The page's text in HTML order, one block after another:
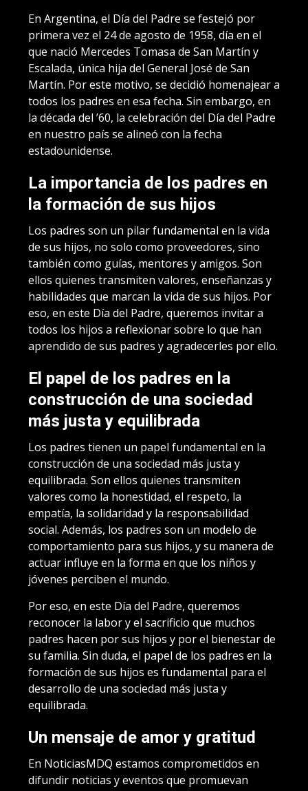
En Argentina, el Día del Padre se festejó por
primera vez el 24 de agosto de 1958, día en el
que nació Mercedes Tomasa de San Martín y
Escalada, única hija del General José de San
Martín. Por este motivo, se decidió homenajear a
todos los padres en esa fecha. Sin embargo, en
la década del ’60, la celebración del Día del Padre
en nuestro país se alineó con la fecha
estadounidense.
La importancia de los padres en
la formación de sus hijos
Los padres son un pilar fundamental en la vida
de sus hijos, no solo como proveedores, sino
también como guías, mentores y amigos. Son
ellos quienes transmiten valores, enseñanzas y
habilidades que marcan la vida de sus hijos. Por
eso, en este Día del Padre, queremos invitar a
todos los hijos a reflexionar sobre lo que han
aprendido de sus padres y agradecerles por ello.
El papel de los padres en la
construcción de una sociedad
más justa y equilibrada
Los padres tienen un papel fundamental en la
construcción de una sociedad más justa y
equilibrada. Son ellos quienes transmiten
valores como la honestidad, el respeto, la
empatía, la solidaridad y la responsabilidad
social. Además, los padres son un modelo de
comportamiento para sus hijos, y su manera de
actuar influye en la forma en que los niños y
jóvenes perciben el mundo.
Por eso, en este Día del Padre, queremos
reconocer la labor y el sacrificio que muchos
padres hacen por sus hijos y por el bienestar de
su familia. Sin duda, el papel de los padres en la
formación de sus hijos es fundamental para el
desarrollo de una sociedad más justa y
equilibrada.
Un mensaje de amor y gratitud
En NoticiasMDQ estamos comprometidos en
difundir noticias y eventos que promuevan